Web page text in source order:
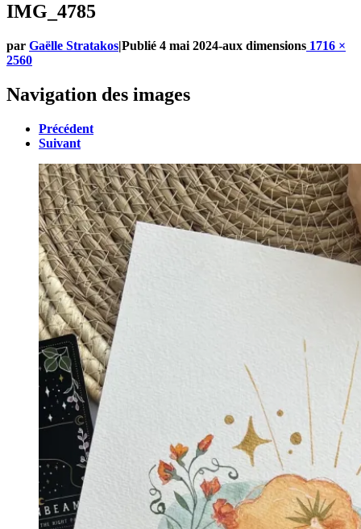
IMG_4785
par Gaëlle Stratakos|Publié 4 mai 2024-aux dimensions 1716 ×
2560
Navigation des images
Précédent
Suivant